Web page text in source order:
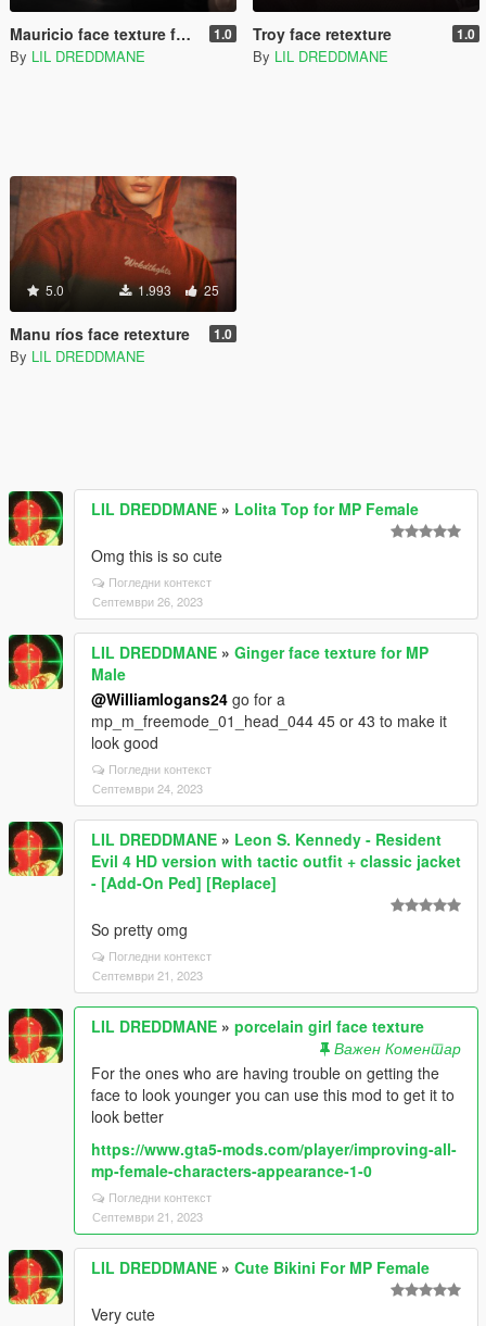
Mauricio face texture for mp male 1.0
By LIL DREDDMANE
Troy face retexture 1.0
By LIL DREDDMANE
5.0 1.993 25
Manu ríos face retexture 1.0
By LIL DREDDMANE
LIL DREDDMANE » Lolita Top for MP Female
Omg this is so cute
Погледни контекст
Септември 26, 2023
LIL DREDDMANE » Ginger face texture for MP
Male
@Williamlogans24 go for a
mp_m_freemode_01_head_044 45 or 43 to make it
look good
Погледни контекст
Септември 24, 2023
LIL DREDDMANE » Leon S. Kennedy - Resident
Evil 4 HD version with tactic outfit + classic jacket
- [Add-On Ped] [Replace]
So pretty omg
Погледни контекст
Септември 21, 2023
LIL DREDDMANE » porcelain girl face texture
Важен Коментар
For the ones who are having trouble on getting the
face to look younger you can use this mod to get it to
look better
https://www.gta5-mods.com/player/improving-all-
mp-female-characters-appearance-1-0
Погледни контекст
Септември 21, 2023
LIL DREDDMANE » Cute Bikini For MP Female
Very cute